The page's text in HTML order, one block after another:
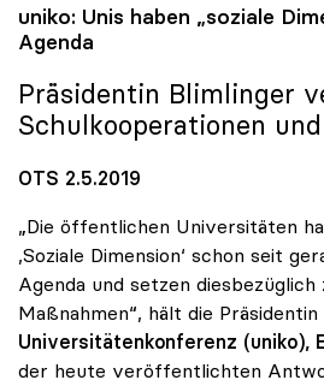
uniko: Unis haben „soziale
Agenda
Präsidentin Blimlinger
Schulkooperationen
OTS 2.5.2019
„Die öffentlichen Universitäten
,Soziale Dimension‘ schon seit
Agenda und setzen diesbezüglich
Maßnahmen“, hält die Präsidentin
Universitätenkonferenz (uniko),
der heute veröffentlichten